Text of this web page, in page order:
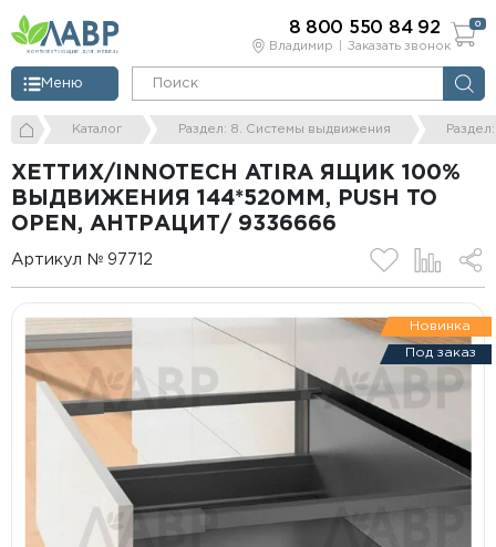
Владимир Заказать звонок
Меню
8 800 550 84 92 0
Каталог Раздел: 8. Системы выдвижения
ХЕТТИХ/INNOTECH ATIRA ЯЩИК 100%
ВЫДВИЖЕНИЯ 144*520ММ, PUSH TO
OPEN, АНТРАЦИТ/ 9336666
Артикул № 97712
Новинка
Под заказ